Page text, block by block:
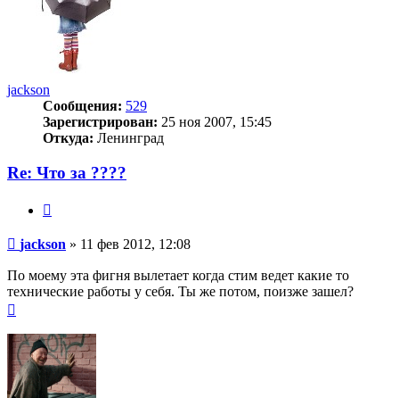
jackson
Сообщения: 529
Зарегистрирован: 25 ноя 2007, 15:45
Откуда: Ленинград
Re: Что за ????
Сообщение
jackson » 11 фев 2012, 12:08
По моему эта фигня вылетает когда стим ведет какие то
технические работы у себя. Ты же потом, поизже зашел?
началу